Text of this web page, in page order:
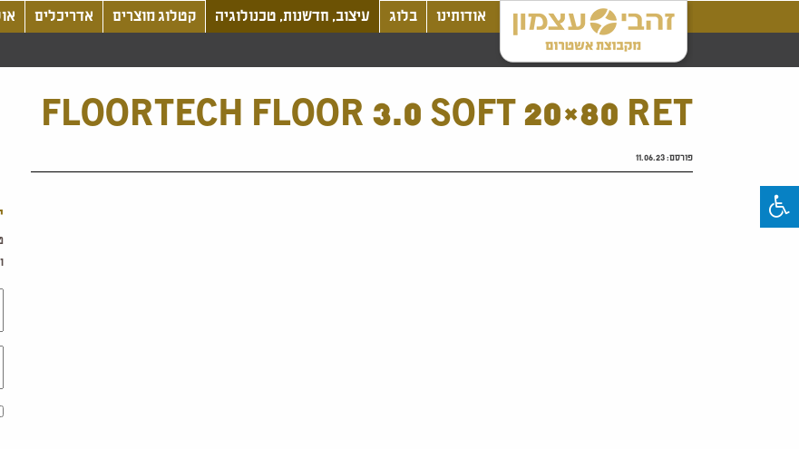
אודותינו בלוג עיצוב, חדשנות, טכנולוגיה קטלוג מוצרים אדריכלים
FLOORTECH FLOOR 3.0 SOFT 20×80 RET
פורסם:11.06.23